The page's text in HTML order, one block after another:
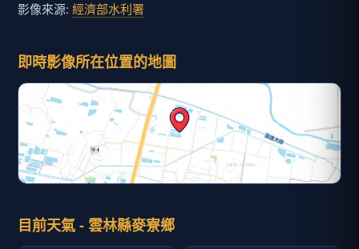
影像來源: 經濟部水利署
即時影像所在位置的地圖
目前天氣 - 雲林縣麥寮鄉